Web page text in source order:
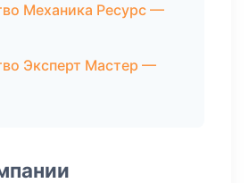
Механика Ресурс —
Эксперт Мастер —